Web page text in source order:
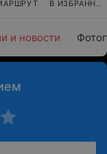
и новости
В ИЗБРАННОЕ